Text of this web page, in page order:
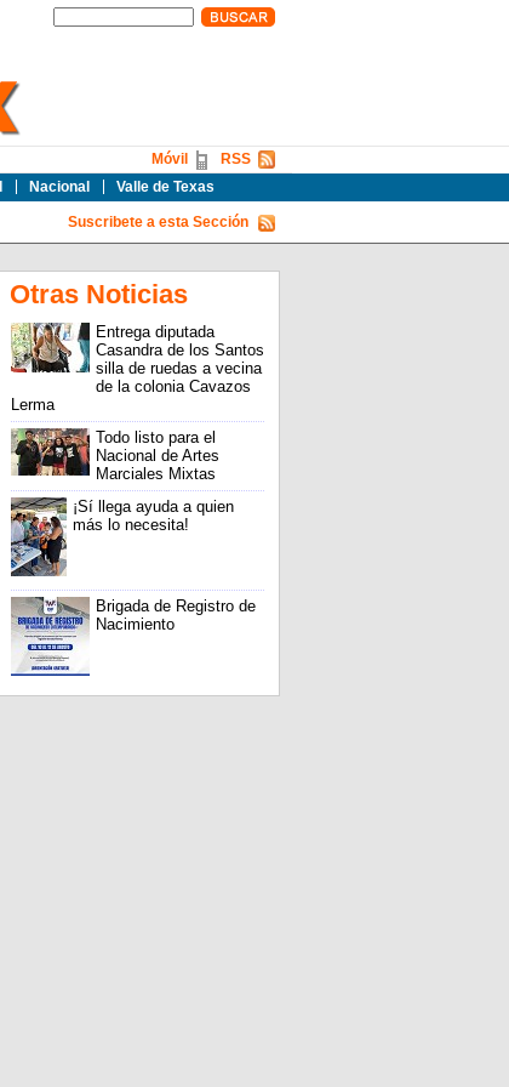
Nacional Valle de Texas
RSS
Móvil
Suscribete a esta Sección
Otras Noticias
Entrega diputada
Casandra de los Santos
silla de ruedas a vecina
de la colonia Cavazos
Lerma
Todo listo para el
Nacional de Artes
Marciales Mixtas
¡Sí llega ayuda a quien
más lo necesita!
Brigada de Registro de
Nacimiento